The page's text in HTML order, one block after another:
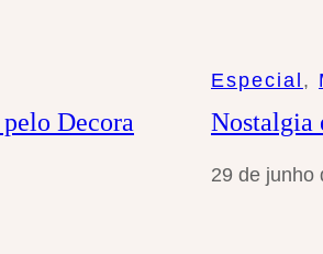
Decora
Especial ,
Nostalgia
29 de junho